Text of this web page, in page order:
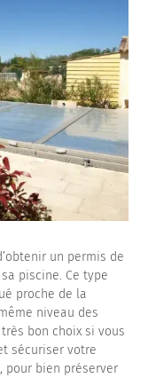
un permis de
piscine. Ce type
proche de la
niveau des
bon choix si vous
sécuriser votre
pour bien préserver